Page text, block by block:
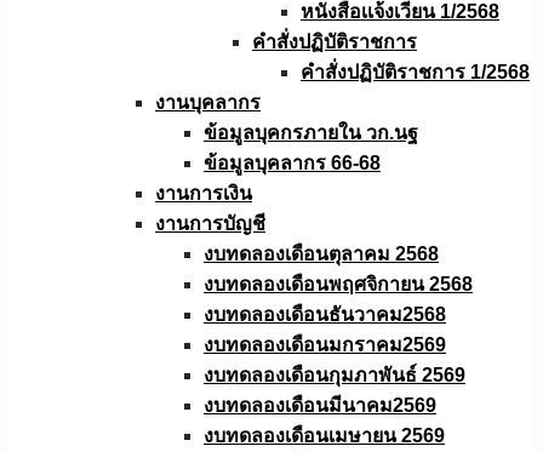
หนังสือเเจ้งเวียน 1/2568
คำสั่งปฏิบัติราชการ
คำสั่งปฏิบัติราชการ 1/2568
งานบุคลากร
ข้อมูลบุคกรภายใน วก.นฐ
ข้อมูลบุคลากร 66-68
งานการเงิน
งานการบัญชี
งบทดลองเดือนตุลาคม 2568
งบทดลองเดือนพฤศจิกายน 2568
งบทดลองเดือนธันวาคม2568
งบทดลองเดือนมกราคม2569
งบทดลองเดือนกุมภาพันธ์ 2569
งบทดลองเดือนมีนาคม2569
งบทดลองเดือนเมษายน 2569